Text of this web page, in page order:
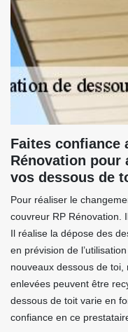
Faites confiance
Rénovation pour
vos dessous de
Pour réaliser le
couvreur RP Rénovation.
Il réalise la dépose des
en prévision de
nouveaux dessous de
enlevées peuvent être
dessous de toit varie en
confiance en ce